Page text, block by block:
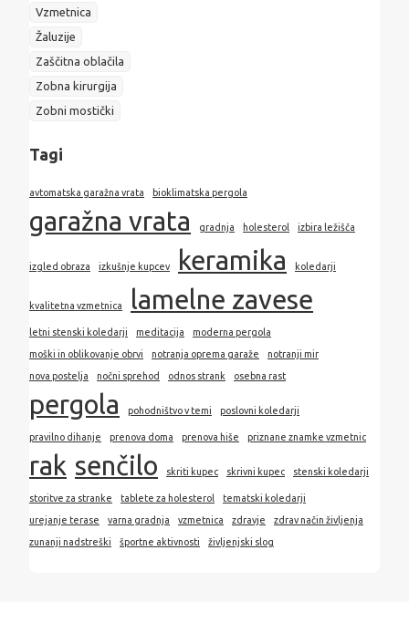
Vzmetnica
Žaluzije
Zaščitna oblačila
Zobna kirurgija
Zobni mostički
Tagi
avtomatska garažna vrata bioklimatska pergola
garažna vrata gradnja holesterol izbira ležišča
izgled obraza izkušnje kupcev keramika koledarji
kvalitetna vzmetnica lamelne zavese
letni stenski koledarji meditacija
moderna pergola
moški in oblikovanje obrvi
notranja oprema garaže
notranji mir
nova postelja
nočni sprehod odnos strank osebna rast
pergola pohodništvo v temi poslovni koledarji
pravilno dihanje prenova doma prenova hiše priznane znamke vzmetnic
rak senčilo skriti kupec skrivni kupec stenski koledarji
storitve za stranke tablete za holesterol
tematski koledarji
urejanje terase
varna gradnja vzmetnica zdravje
zdrav način življenja
zunanji nadstreški
športne aktivnosti življenjski slog